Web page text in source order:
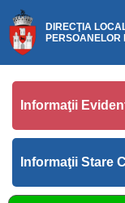
DIRECŢIA
PERSOANELOR
Informaţii
Informaţii Stare